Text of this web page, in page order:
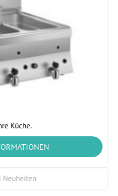
Küche.
Neuheiten